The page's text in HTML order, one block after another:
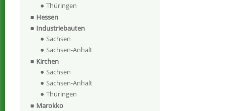
Thüringen
Hessen
Industriebauten
Sachsen
Sachsen-Anhalt
Kirchen
Sachsen
Sachsen-Anhalt
Thüringen
Marokko